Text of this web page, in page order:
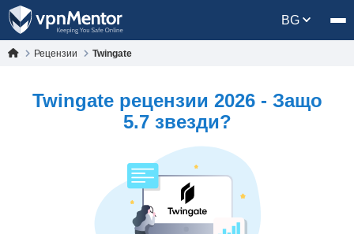
BG
Рецензии Twingate
Twingate рецензии 2026 - Защо
5.7 звезди?